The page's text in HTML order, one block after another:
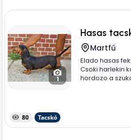
1
Hasas
Martfű
Elado hasas
Csoki harlekin
hordozo a
80 Tacskó